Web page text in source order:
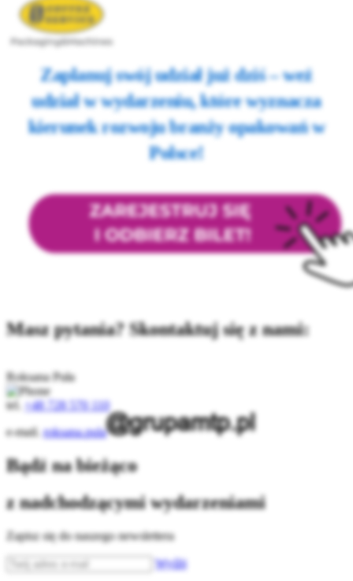
Zaplanuj swój udział już dziś – weź
udział w wydarzeniu, które wyznacza
kierunek rozwoju branży opakowań w
Polsce!
Masz pytania? Skontaktuj się z nami:
Roksana Puła
tel.
+48 728 570 110
e-mail.roksana.pula
Bądź na bieżąco
z nadchodzącymi wydarzeniami
Zapisz się do naszego newslettera
Wyślij